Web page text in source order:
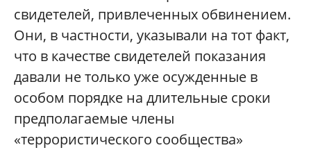
свидетелей, привлеченных обвинением.
Они, в частности, указывали на тот факт,
что в качестве свидетелей показания
давали не только уже осужденные в
особом порядке на длительные сроки
предполагаемые члены
«террористического сообщества»